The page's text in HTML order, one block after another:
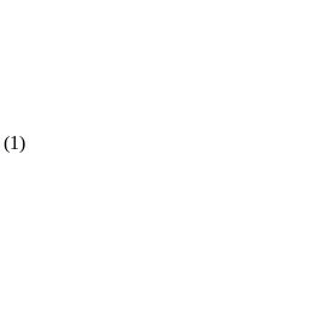
(1)